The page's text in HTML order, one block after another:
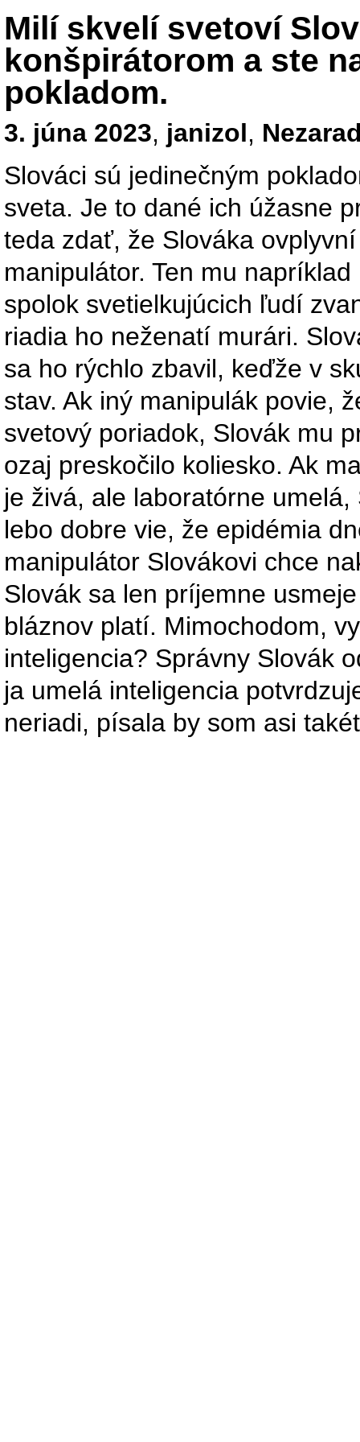
Milí skvelí svetoví
konšpirátorom a ste
pokladom.
3. júna 2023, janizol,
Slováci sú jedinečným
sveta. Je to dané ich úžasne
teda zdať, že Slováka
manipulátor. Ten mu
spolok svetielkujúcich ľudí
riadia ho neženatí murári.
sa ho rýchlo zbavil, keďže v
stav. Ak iný manipulák povie,
svetový poriadok, Slovák mu
ozaj preskočilo koliesko. Ak
je živá, ale laboratórne
lebo dobre vie, že epidémia
manipulátor Slovákovi chce
Slovák sa len príjemne
bláznov platí. Mimochodom,
inteligencia? Správny Slovák
ja umelá inteligencia
neriadi, písala by som asi